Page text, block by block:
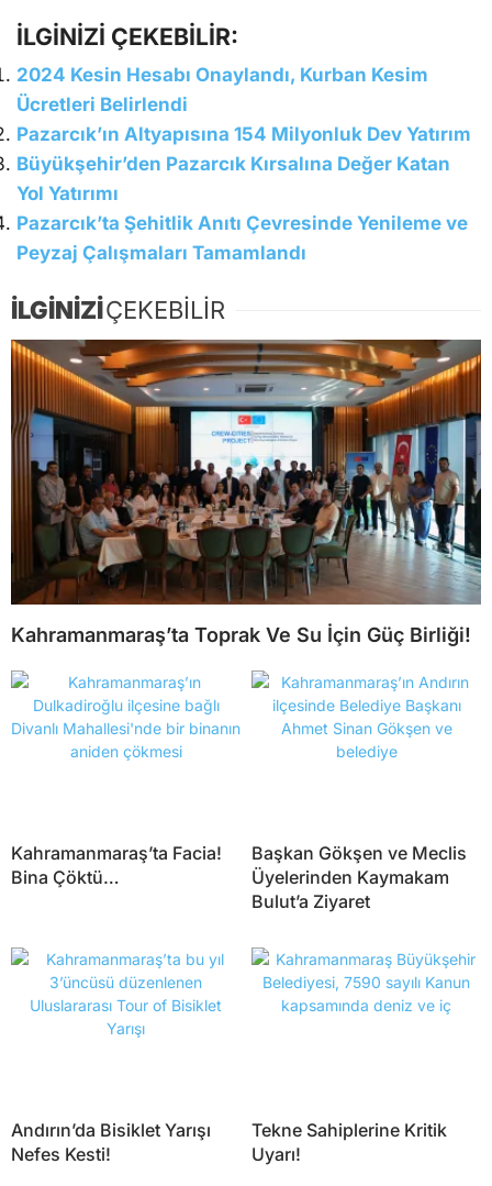
İLGİNİZİ ÇEKEBİLİR:
2024 Kesin Hesabı Onaylandı, Kurban Kesim
Ücretleri Belirlendi
Pazarcık’ın Altyapısına 154 Milyonluk Dev Yatırım
Büyükşehir’den Pazarcık Kırsalına Değer Katan
Yol Yatırımı
Pazarcık’ta Şehitlik Anıtı Çevresinde Yenileme ve
Peyzaj Çalışmaları Tamamlandı
İLGİNİZİÇEKEBİLİR
Kahramanmaraş’ta Toprak Ve Su İçin Güç Birliği!
Kahramanmaraş’ta Facia!
Bina Çöktü…
Başkan Gökşen ve Meclis
Üyelerinden Kaymakam
Bulut’a Ziyaret
Andırın’da Bisiklet Yarışı
Nefes Kesti!
Tekne Sahiplerine Kritik
Uyarı!